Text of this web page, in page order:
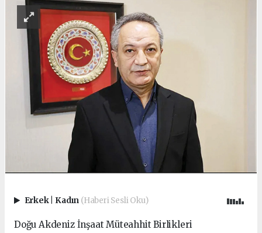
Erkek Kadın (Haberi Sesli Oku)
Doğu Akdeniz İnşaat Müteahhit Birlikleri